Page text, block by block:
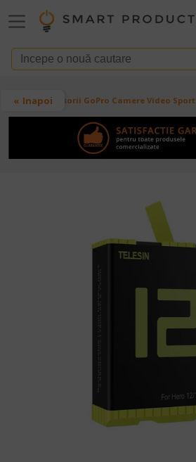
Breadcrumb
Acasa Accesorii GoPro Camere Video Sport
Inapoi